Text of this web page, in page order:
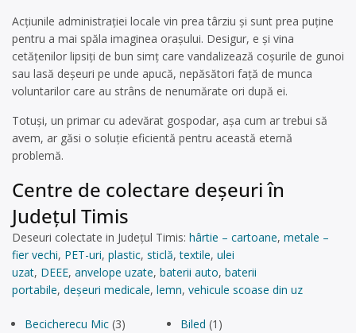
Acțiunile administrației locale vin prea târziu și sunt prea puține
pentru a mai spăla imaginea orașului. Desigur, e și vina
cetățenilor lipsiți de bun simț care vandalizează coșurile de gunoi
sau lasă deșeuri pe unde apucă, nepăsători față de munca
voluntarilor care au strâns de nenumărate ori după ei.
Totuși, un primar cu adevărat gospodar, așa cum ar trebui să
avem, ar găsi o soluție eficientă pentru această eternă
problemă.
Centre de colectare deşeuri în
Județul Timis
Deseuri colectate in Județul Timis: hârtie – cartoane, metale –
fier vechi, PET-uri, plastic, sticlă,textile, ulei
uzat, DEEE, anvelope uzate, baterii auto, baterii
portabile, deșeuri medicale, lemn, vehicule scoase din uz
Becicherecu Mic (3) Biled (1)